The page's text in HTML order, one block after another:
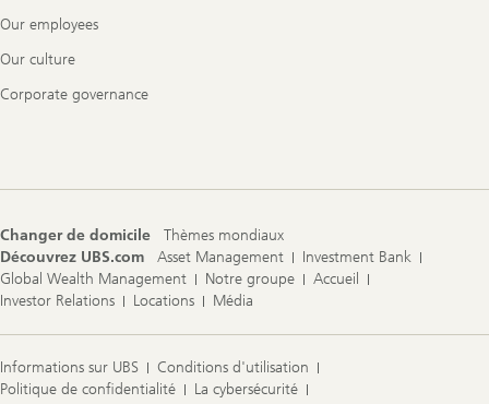
Our employees
Our culture
Corporate governance
Changer de domicile
Thèmes mondiaux
Découvrez UBS.com
Asset Management
Investment Bank
Global Wealth Management
Notre groupe
Accueil
Investor Relations
Locations Média
Informations sur UBS
Conditions d'utilisation
Politique de confidentialité
La cybersécurité